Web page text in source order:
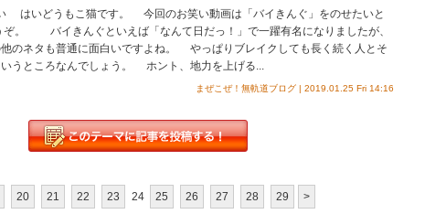
はいどうもこ猫です。 今回のお笑い動画は「バイきんぐ」をのせたいと
。 バイきんぐといえば「なんて日だっ！」で一躍有名になりましたが、
のネタも普通に面白いですよね。 やっぱりブレイクしても長く続く人とそ
いうところなんでしょう。 ホント、地力を上げる...
まぜこぜ！無軌道ブログ | 2019.01.25 Fri 14:16
20 21 22 23 24 25 26 27 28 29 >